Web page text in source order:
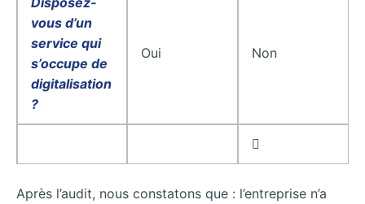
vous d’un
service qui
s’occupe de
digitalisation
?
Oui Non

Après l’audit, nous constatons que : l’entreprise n’a